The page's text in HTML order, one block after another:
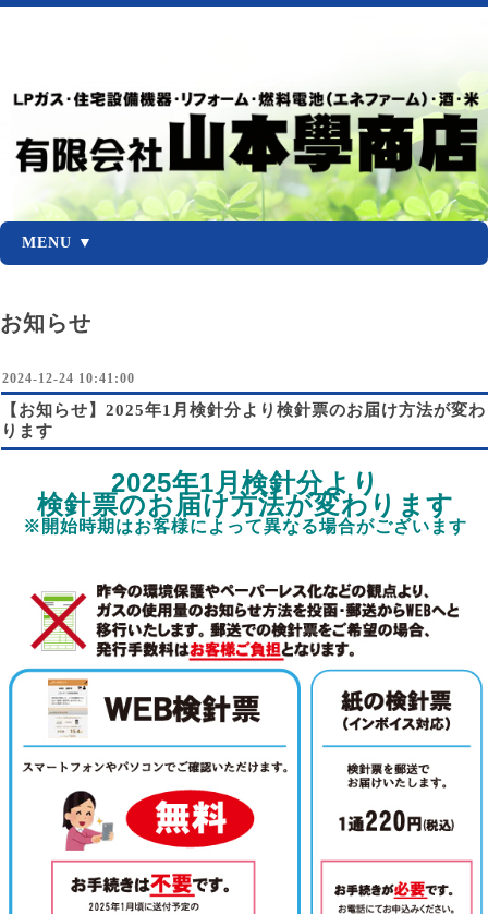
MENU ▼
お知らせ
2024-12-24 10:41:00
【お知らせ】2025年1月検針分より検針票のお届け方法が変わ
ります
2025年1月検針分より
検針票のお届け方法が変わります
※開始時期はお客様によって異なる場合がございます